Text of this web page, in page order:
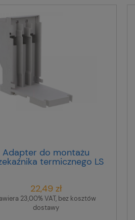
Adapter do montażu
termicznego LS
Electric typu MT-32
22,49 zł
23,00% VAT, bez kosztów
dostawy